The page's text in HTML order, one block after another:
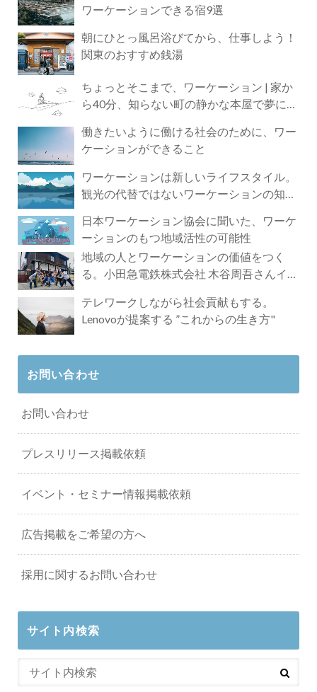
ワーケーションできる宿9選
朝にひとっ風呂浴びてから、仕事しよう！
関東のおすすめ銭湯
ちょっとそこまで、ワーケーション | 家か
ら40分、知らない町の静かな本屋で夢に近
働きたいように働ける社会のために、ワー
ケーションができること
ワーケーションは新しいライフスタイル。
観光の代替ではないワーケーションの知ら
日本ワーケーション協会に聞いた、ワーケ
ーションのもつ地域活性の可能性
地域の人とワーケーションの価値をつく
る。小田急電鉄株式会社 木谷周吾さんイン
テレワークしながら社会貢献もする。
Lenovoが提案する ”これからの生き方"
お問い合わせ
お問い合わせ
プレスリリース掲載依頼
イベント・セミナー情報掲載依頼
広告掲載をご希望の方へ
採用に関するお問い合わせ
サイト内検索